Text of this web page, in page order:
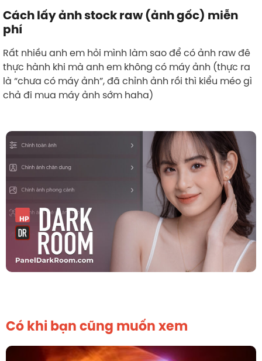
Cách lấy ảnh stock raw (ảnh gốc) miễn
phí
Rất nhiều anh em hỏi mình làm sao để có ảnh raw đê
thực hành khi mà anh em không có máy ảnh (thực ra
là “chưa có máy ảnh”, đã chỉnh ảnh rồi thì kiểu méo gì
chả đi mua máy ảnh sớm haha)
Có khi bạn cũng muốn xem